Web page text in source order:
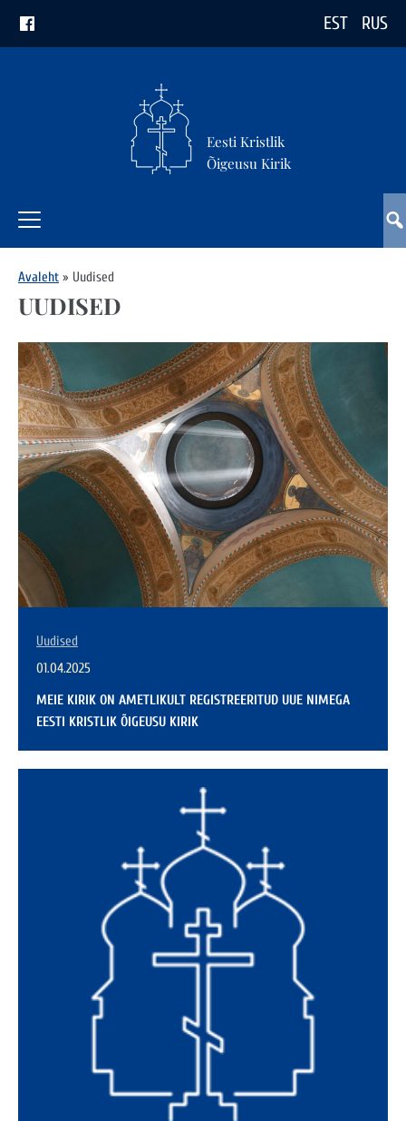
EST RUS
Eesti Kristlik
Õigeusu Kirik
Avaleht » Uudised
UUDISED
Uudised
01.04.2025
MEIE KIRIK ON AMETLIKULT REGISTREERITUD UUE NIMEGA
EESTI KRISTLIK ÕIGEUSU KIRIK